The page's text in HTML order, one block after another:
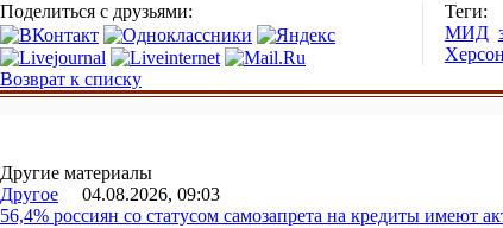
Поделиться с друзьями:
Теги:
МИД
Возврат к списку
Другие материалы
Другое 04.08.2026, 09:03
56,4% россиян со статусом самозапрета на кредиты имеют